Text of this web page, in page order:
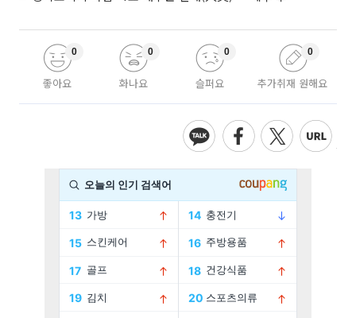
좋아요
0
화나요
0
슬퍼요
0
추가취재 원해요
0